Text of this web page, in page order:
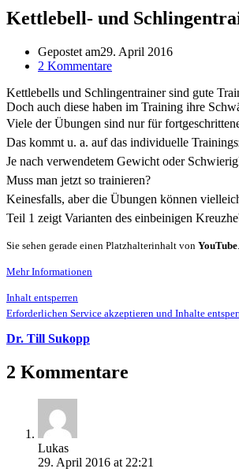
Kettlebell- und
Gepostet am29. April 2016
2 Kommentare
Kettlebells und Schlingentrainer sind gute
Doch auch diese haben im Training ihre
Viele der Übungen sind nur für
Das kommt u. a. auf das individuelle
Je nach verwendetem Gewicht oder
Muss man jetzt so trainieren?
Keinesfalls, aber die Übungen können
Teil 1 zeigt Varianten des einbeinigen
Sie sehen gerade einen Platzhalterinhalt von YouTube
Mehr Informationen
Inhalt entsperren
Erforderlichen Service akzeptieren und Inhalte
Dr. Till Sukopp
2 Kommentare
Lukas
29. April 2016 at 22:21